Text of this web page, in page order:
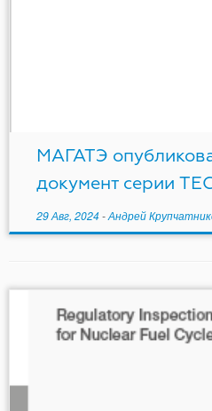
МАГАТЭ
документ серии
29 Авг, 2024-Андрей